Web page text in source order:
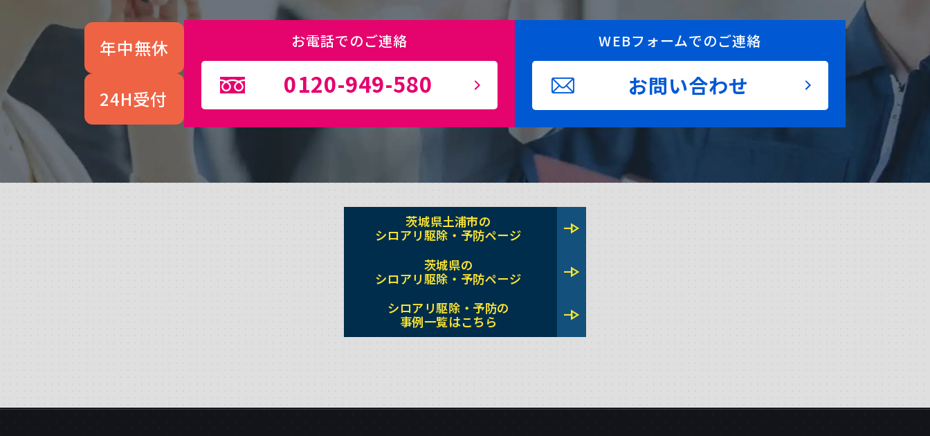
年中無休
24H受付
お電話でのご連絡
0120-949-580
WEBフォームでのご連絡
お問い合わせ
茨城県土浦市の
シロアリ駆除・予防ページ
line_end_arrow
茨城県の
シロアリ駆除・予防ページ
line_end_arrow
シロアリ駆除・予防の
事例一覧はこちら
line_end_arrow